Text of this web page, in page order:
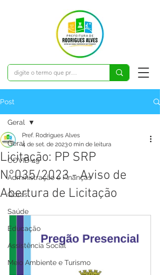
Post
Geral
COVID-19
Administração e Finanças
Obras
Saúde
Educação
Assistência Social
Meio Ambiente e Turismo
Geral
Licitação: PP SRP
N°035/2023 - Aviso de
Abertura de Licitação
Pref. Rodrigues Alves
4 de set. de 20230 min de leitura